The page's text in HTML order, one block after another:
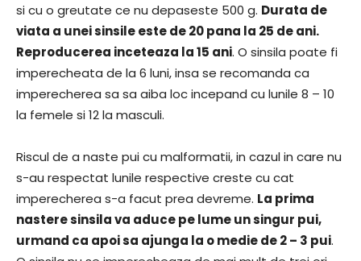
si cu o greutate ce nu depaseste 500 g. Durata de
viata a unei sinsile este de 20 pana la 25 de ani.
Reproducerea inceteaza la 15 ani. O sinsila poate fi
imperecheata de la 6 luni, insa se recomanda ca
imperecherea sa sa aiba loc incepand cu lunile 8 – 10
la femele si 12 la masculi.
Riscul de a naste pui cu malformatii, in cazul in care nu
s-au respectat lunile respective creste cu cat
imperecherea s-a facut prea devreme. La prima
nastere sinsila va aduce pe lume un singur pui,
urmand ca apoi sa ajunga la o medie de 2 – 3 pui.